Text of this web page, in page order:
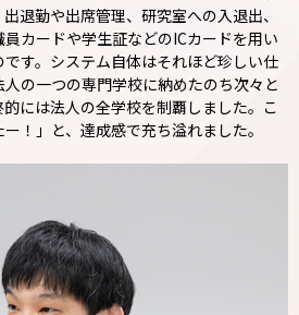
退勤や出席管理、研究室への入退出、
カードや学生証などのICカードを用い
す。システム自体はそれほど珍しい仕
の一つの専門学校に納めたのち次々と
には法人の全学校を制覇しました。こ
！」と、達成感で充ち溢れました。